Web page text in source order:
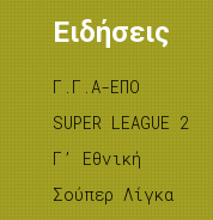
Ειδήσεις
Γ.Γ.Α-ΕΠΟ
SUPER LEAGUE 2
Γ’ Εθνική
Σούπερ Λίγκα